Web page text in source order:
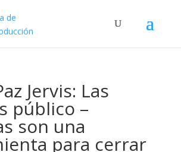
Jervis: Las
público –
son una
para cerrar